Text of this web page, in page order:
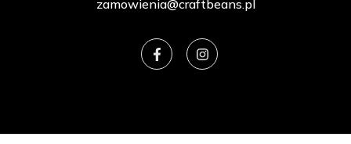
zamowienia@craftbeans.pl